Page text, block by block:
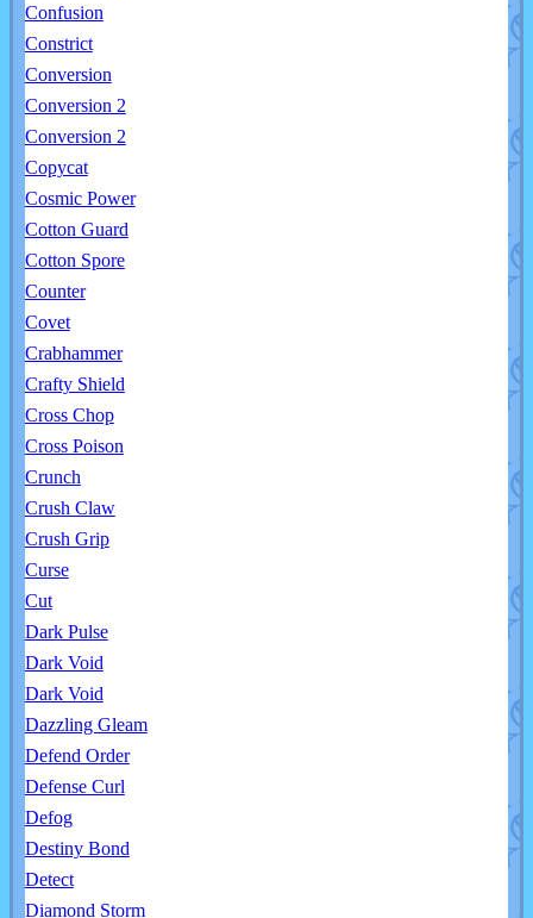
Confusion
Constrict
Conversion
Conversion 2
Conversion 2
Copycat
Cosmic Power
Cotton Guard
Cotton Spore
Counter
Covet
Crabhammer
Crafty Shield
Cross Chop
Cross Poison
Crunch
Crush Claw
Crush Grip
Curse
Cut
Dark Pulse
Dark Void
Dark Void
Dazzling Gleam
Defend Order
Defense Curl
Defog
Destiny Bond
Detect
Diamond Storm